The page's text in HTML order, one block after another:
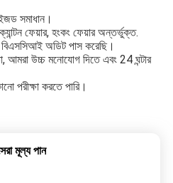
সমাধান।
ফেয়ার, হংকং ফেয়ার অন্তর্ভুক্ত.
অডিট পাস করেছি।
উচ্চ মনোযোগ দিতে এবং 24 ঘন্টার
পরীক্ষা করতে পারি।
মূল্য পান